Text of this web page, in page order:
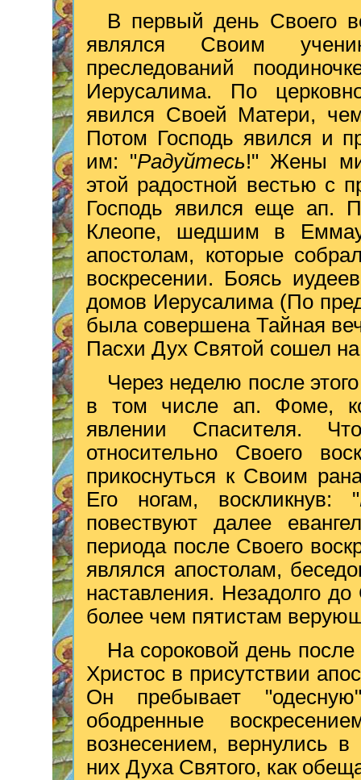
В первый день Своего
являлся Своим
преследований
Иерусалима. По
явился Своей Матери,
Потом Господь явился и
им: "Радуйтесь!" Жены
этой радостной вестью с
Господь явился еще ап.
Клеопе, шедшим в
апостолам, которые
воскресении. Боясь
домов Иерусалима (По
была совершена Тайная
Пасхи Дух Святой сошел
Через неделю после
в том числе ап. Фоме,
явлении Спасителя.
относительно Своего
прикоснуться к Своим
Его ногам, воскликнув: "
повествуют далее
периода после Своего
являлся апостолам,
наставления. Незадолго
более чем пятистам
На сороковой день
Христос в присутствии
Он пребывает
ободренные
вознесением, вернулись
них Духа Святого, как